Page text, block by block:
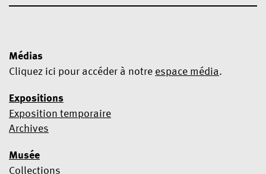
Expositions
Exposition temporaire
Archives
Musée
Collections
Oui, je souhaite m’abonner à la newsletter
cliquant ci-dessous pour vous abonner, vous acceptez que vos
informations soient transférées à Mailchimp à des fins de
Médias
Cliquez ici pour accéder à notre espace média.